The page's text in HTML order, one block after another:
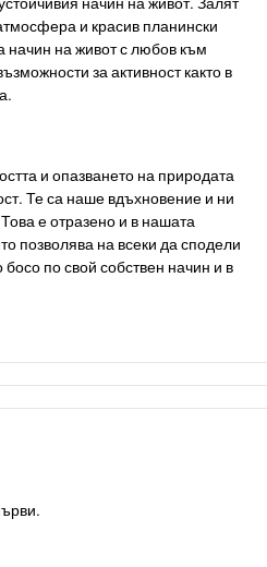
и красив планински
начин на живот с любов към
за активност както в
и опазването на природата
Те са наше вдъхновение и ни
е отразено и в нашата
позволява на всеки да сподели
по свой собствен начин и в